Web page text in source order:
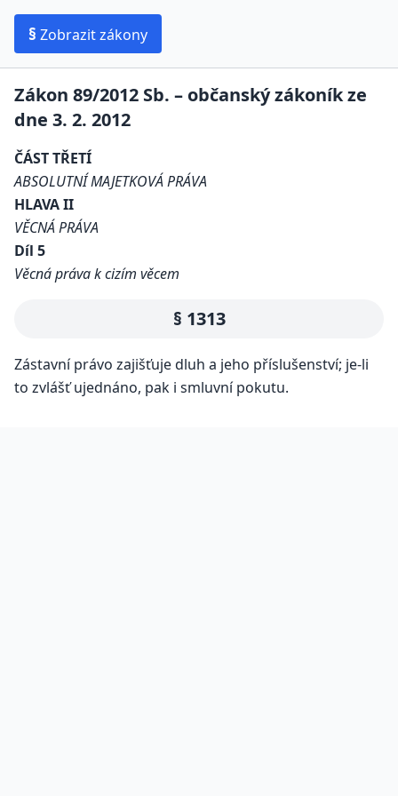
§ Zobrazit zákony
Zákon 89/2012 Sb. – občanský zákoník ze
dne 3. 2. 2012
ČÁST TŘETÍ
ABSOLUTNÍ MAJETKOVÁ PRÁVA
HLAVA II
VĚCNÁ PRÁVA
Díl 5
Věcná práva k cizím věcem
§ 1313
Zástavní právo zajišťuje dluh a jeho příslušenství; je-li
to zvlášť ujednáno, pak i smluvní pokutu.